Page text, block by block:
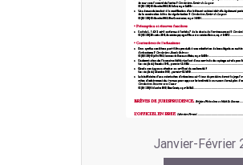
Janvier-Février